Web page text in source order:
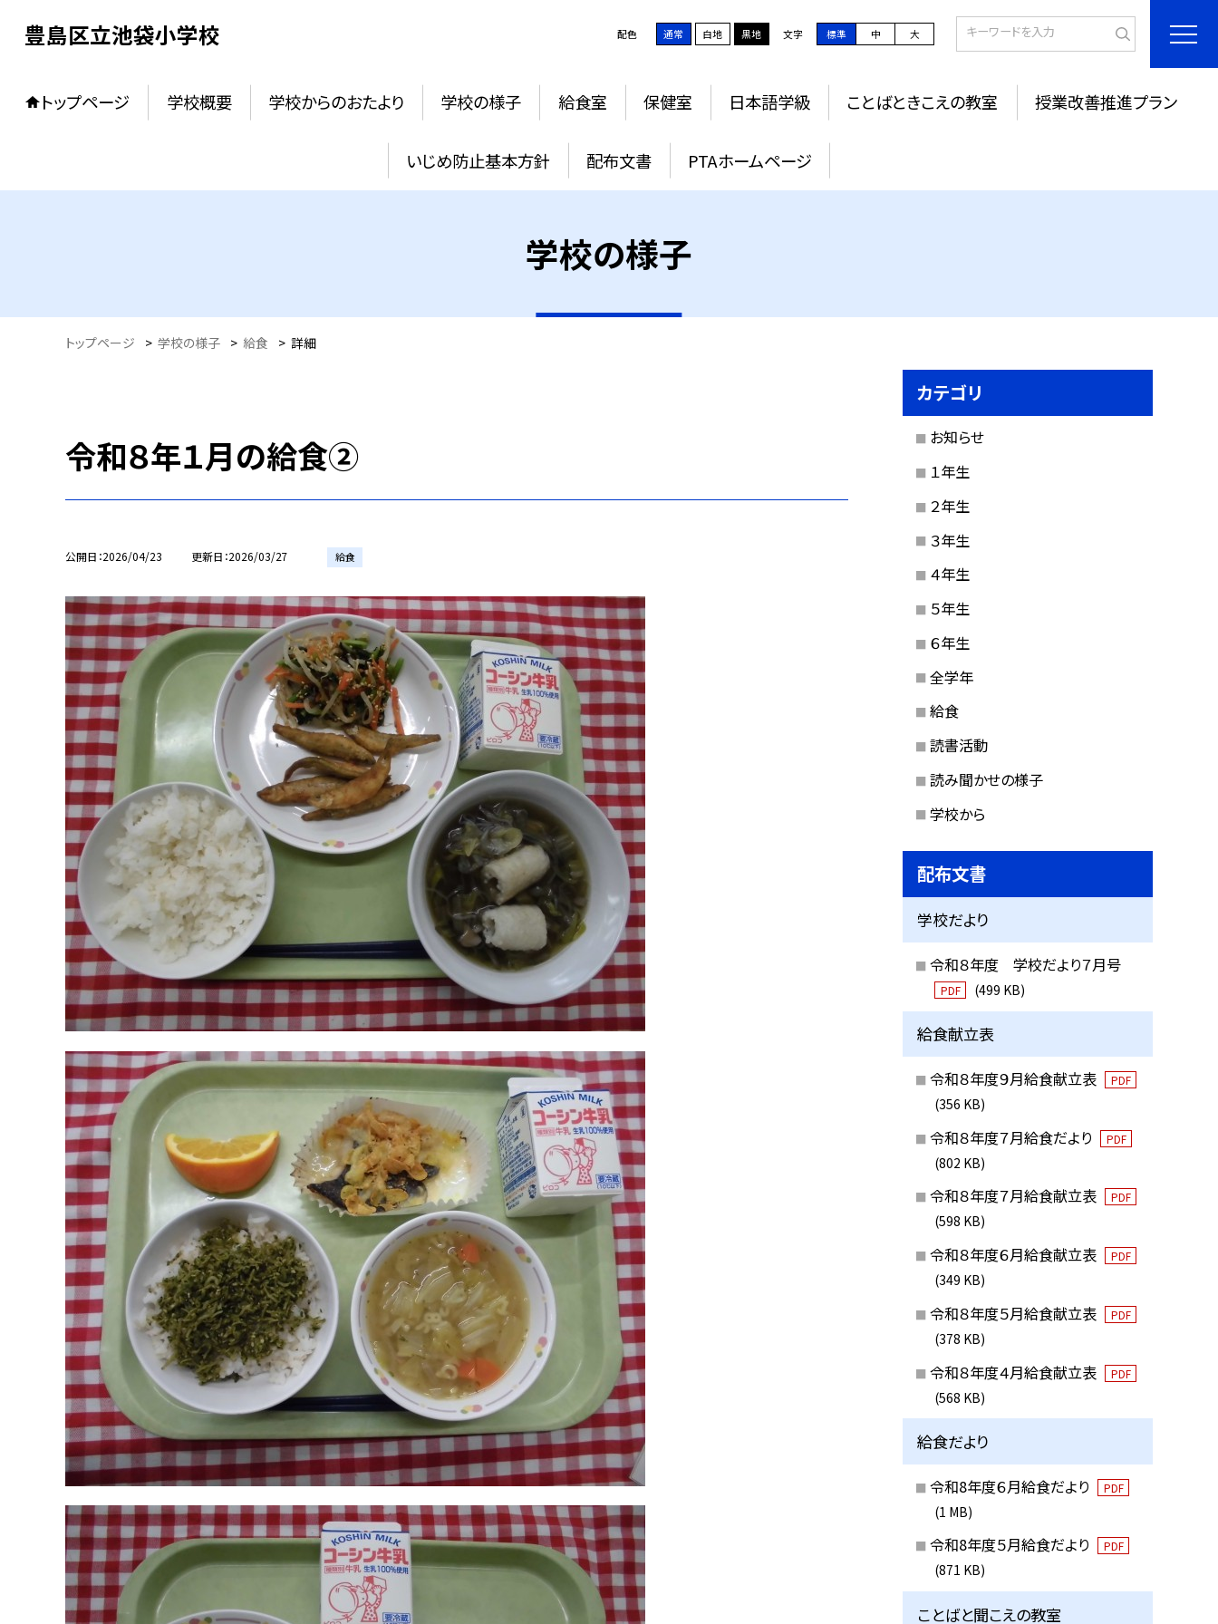
豊島区立池袋小学校 配色 通常 白地 黒地 文字 標準 中 大
トップページ 学校概要 学校からのおたより 学校の様子 給食室 保健室 日本語学級 ことばときこえの教室 授業改善推進プラン
いじめ防止基本方針 配布文書 PTAホームページ
学校の様子
トップページ > 学校の様子 > 給食 > 詳細
令和８年１月の給食②
公開日 2026/04/23 更新日 2026/03/27 給食
カテゴリ
お知らせ
１年生
２年生
３年生
４年生
５年生
６年生
全学年
給食
読書活動
読み聞かせの様子
学校から
配布文書
学校だより
令和８年度 学校だより７月号
PDF (499 KB)
給食献立表
令和８年度９月給食献立表 PDF
(356 KB)
令和８年度７月給食だより PDF
(802 KB)
令和８年度７月給食献立表 PDF
(598 KB)
令和８年度６月給食献立表 PDF
(349 KB)
令和８年度５月給食献立表 PDF
(378 KB)
令和８年度４月給食献立表 PDF
(568 KB)
給食だより
令和8年度６月給食だより PDF
(1 MB)
令和8年度５月給食だより PDF
(871 KB)
ことばと聞こえの教室